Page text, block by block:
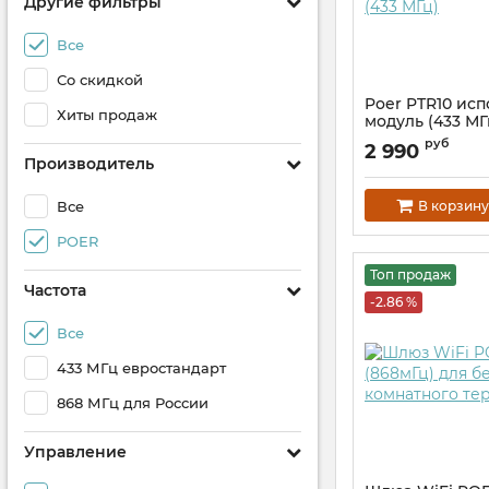
Все
Со скидкой
Хиты продаж
Производитель
Все
POER
Частота
Все
433 МГц евростандарт
868 МГц для России
Управление
Poer PTR10
модуль (433
Артикул: ptr10-433
2 990 руб
В корзину
Топ продаж
-2.86 %